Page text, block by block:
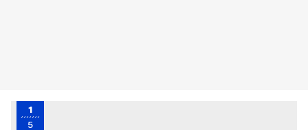
1
5